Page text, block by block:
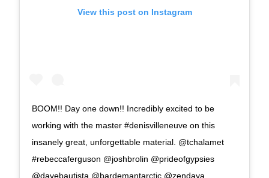
View this post on Instagram
BOOM!! Day one down!! Incredibly excited to be
working with the master #denisvilleneuve on this
insanely great, unforgettable material. @tchalamet
#rebeccaferguson @joshbrolin @prideofgypsies
@davebautista @bardemantarctic @zendaya